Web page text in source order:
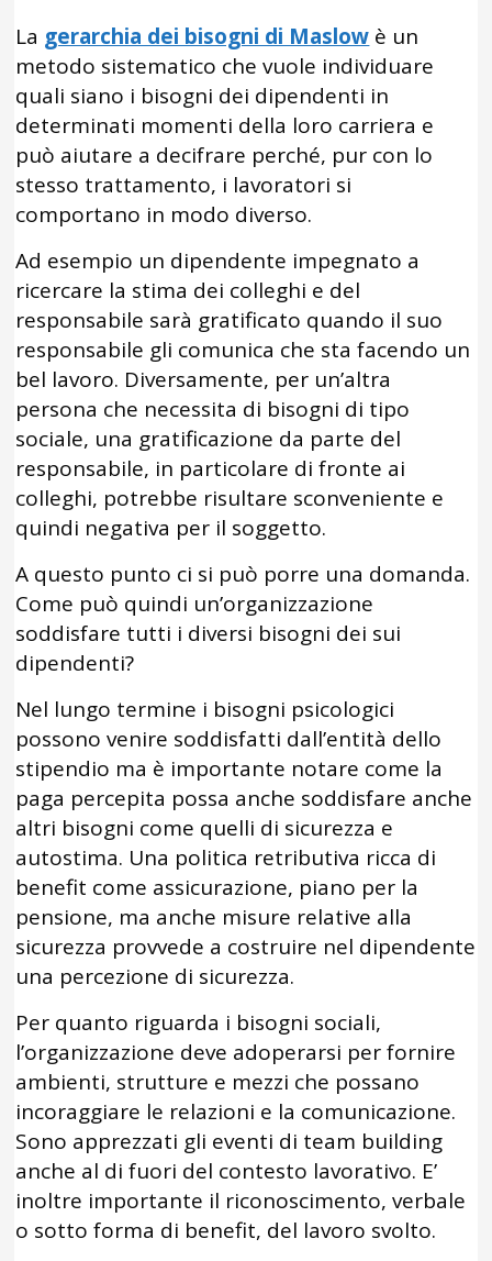
La gerarchia dei bisogni di Maslow è un
metodo sistematico che vuole individuare
quali siano i bisogni dei dipendenti in
determinati momenti della loro carriera e
può aiutare a decifrare perché, pur con lo
stesso trattamento, i lavoratori si
comportano in modo diverso.
Ad esempio un dipendente impegnato a
ricercare la stima dei colleghi e del
responsabile sarà gratificato quando il suo
responsabile gli comunica che sta facendo un
bel lavoro. Diversamente, per un’altra
persona che necessita di bisogni di tipo
sociale, una gratificazione da parte del
responsabile, in particolare di fronte ai
colleghi, potrebbe risultare sconveniente e
quindi negativa per il soggetto.
A questo punto ci si può porre una domanda.
Come può quindi un’organizzazione
soddisfare tutti i diversi bisogni dei sui
dipendenti?
Nel lungo termine i bisogni psicologici
possono venire soddisfatti dall’entità dello
stipendio ma è importante notare come la
paga percepita possa anche soddisfare anche
altri bisogni come quelli di sicurezza e
autostima. Una politica retributiva ricca di
benefit come assicurazione, piano per la
pensione, ma anche misure relative alla
sicurezza provvede a costruire nel dipendente
una percezione di sicurezza.
Per quanto riguarda i bisogni sociali,
l’organizzazione deve adoperarsi per fornire
ambienti, strutture e mezzi che possano
incoraggiare le relazioni e la comunicazione.
Sono apprezzati gli eventi di team building
anche al di fuori del contesto lavorativo. E’
inoltre importante il riconoscimento, verbale
o sotto forma di benefit, del lavoro svolto.